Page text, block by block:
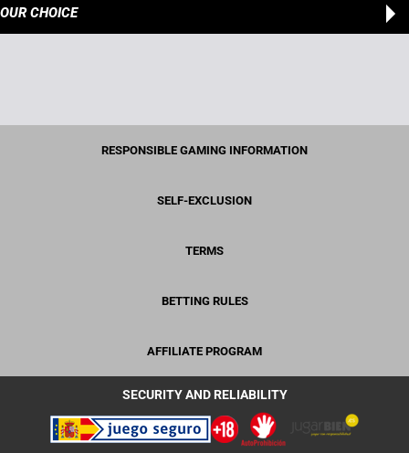
OUR CHOICE
RESPONSIBLE GAMING INFORMATION
SELF-EXCLUSION
TERMS
BETTING RULES
AFFILIATE PROGRAM
SECURITY AND RELIABILITY